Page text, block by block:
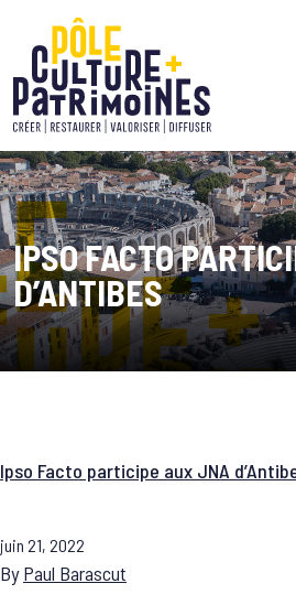
IPSO FACTO
D’ANTIBES
Ipso Facto participe aux JNA
juin 21, 2022
ByPaul Barascut